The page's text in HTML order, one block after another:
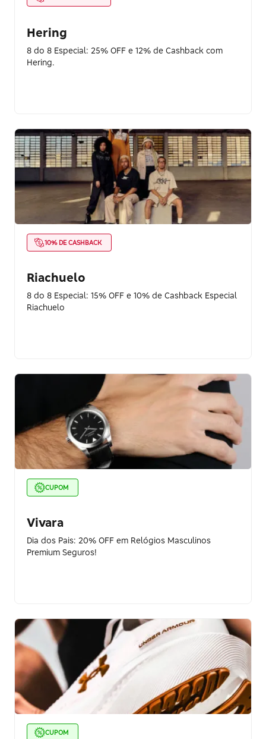
Hering
8 do 8 Especial: 25% OFF e 12% de Cashback com
Hering.
10% DE CASHBACK
Riachuelo
8 do 8 Especial: 15% OFF e 10% de Cashback Especial
Riachuelo
CUPOM
Vivara
Dia dos Pais: 20% OFF em Relógios Masculinos
Premium Seguros!
CUPOM